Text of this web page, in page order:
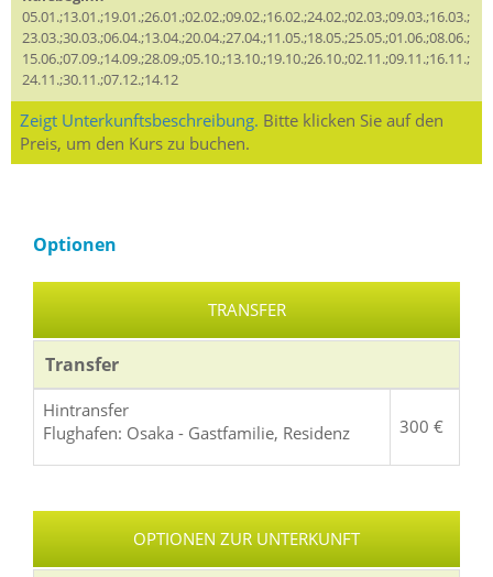
05.01.;13.01.;19.01.;26.01.;02.02.;09.02.;16.02.;24.02.;02.03.;09.03.;16.03.;
23.03.;30.03.;06.04.;13.04.;20.04.;27.04.;11.05.;18.05.;25.05.;01.06.;08.06.;
15.06.;07.09.;14.09.;28.09.;05.10.;13.10.;19.10.;26.10.;02.11.;09.11.;16.11.;
24.11.;30.11.;07.12.;14.12
Zeigt Unterkunftsbeschreibung. Bitte klicken Sie auf den
Preis, um den Kurs zu buchen.
Optionen
TRANSFER
Transfer
Hintransfer
Flughafen: Osaka - Gastfamilie, Residenz
300 €
OPTIONEN ZUR UNTERKUNFT